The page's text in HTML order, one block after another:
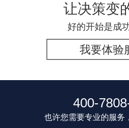
让决策变
好的开始是成
我要体验
400-
也许您需要专业的服务